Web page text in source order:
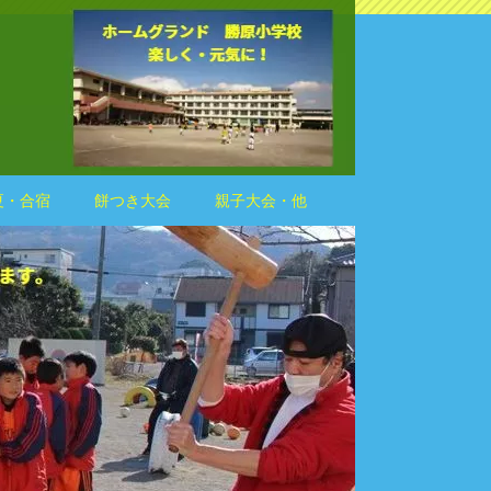
・合宿 餅つき大会 親子大会・他